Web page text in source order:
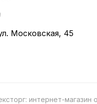
Московская, 45
интернет-магазин